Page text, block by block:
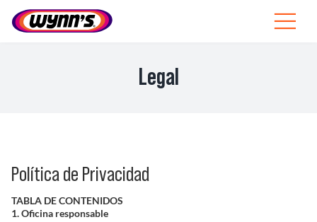
Toggle
Productos
Consejos
Legal
Política de Privacidad
TABLA DE CONTENIDOS
1. Oficina responsable